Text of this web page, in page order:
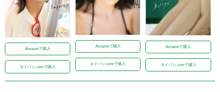
Amazonで購入
ヨドバシ.comで購入
Amazonで購入
ヨドバシ.comで購入
Amazonで購入
ヨドバシ.comで購入